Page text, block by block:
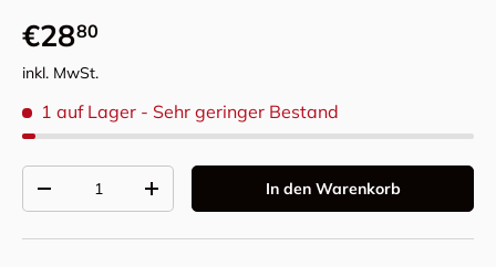
Normaler Preis
€2880
inkl. MwSt.
1 auf Lager - Sehr geringer Bestand
Menge verringernMenge erhöhen In den Warenkorb